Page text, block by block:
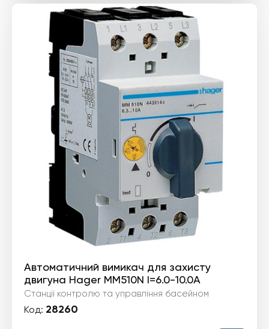
Автоматичний вимикач для захисту
двигуна Hager MM510N I=6.0-10.0А
Станції контролю та управління басейном
Код: 28260